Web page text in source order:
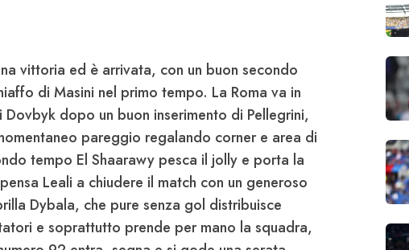
vittoria ed è arrivata, con un buon secondo
di Masini nel primo tempo. La Roma va in
dopo un buon inserimento di Pellegrini,
pareggio regalando corner e area di
tempo El Shaarawy pesca il jolly e porta la
Leali a chiudere il match con un generoso
Dybala, che pure senza gol distribuisce
e soprattutto prende per mano la squadra,